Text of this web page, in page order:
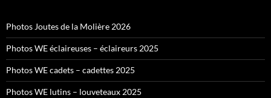
Photos Joutes de la Molière 2026
Photos WE éclaireuses – éclaireurs 2025
Photos WE cadets – cadettes 2025
Photos WE lutins – louveteaux 2025